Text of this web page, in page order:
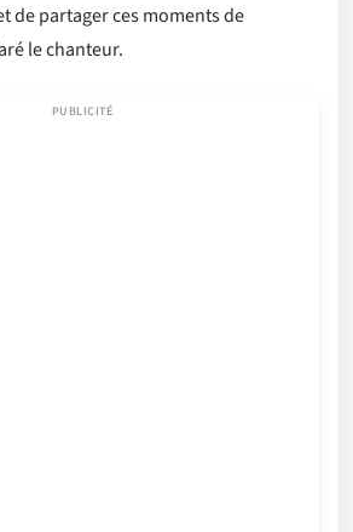
de partager ces moments de
le chanteur.